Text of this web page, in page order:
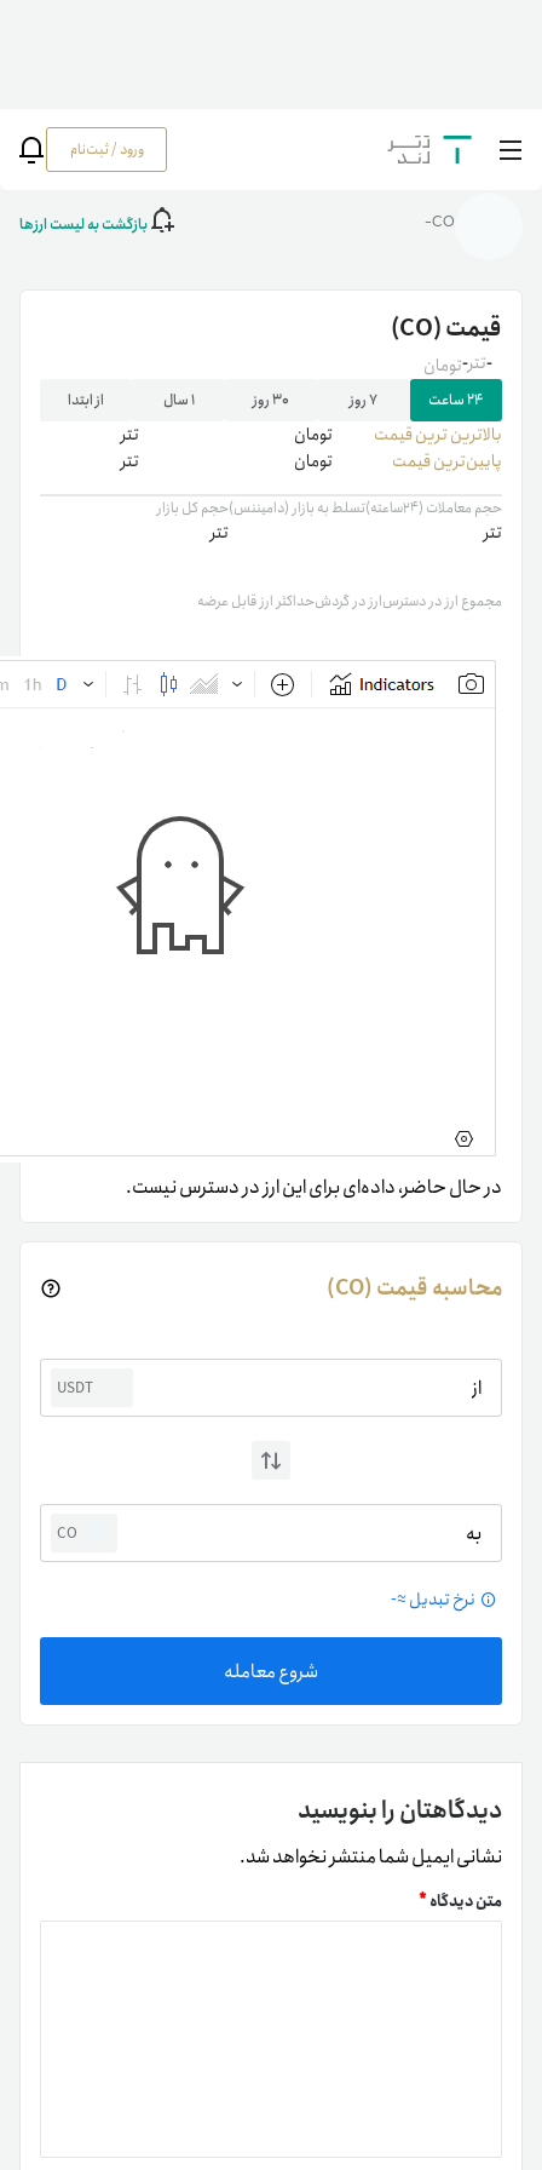
ورود / ثبت‌نام خانه رمزارزها/
CO
CO- بازگشت به لیست ارزها
قیمت(CO)
-تومان -تتر
۲۴ ساعت ۷ روز ۳۰ روز ۱ سال از ابتدا
بالاترین ‌ترین قیمت تومان
تتر
پایین‌ترین قیمت
تومان تتر
حجم معاملات (۲۴ساعته)
تتر
تسلط به بازار (دامیننس)حجم کل بازار
تتر
مجموع ارز در دسترسارز در گردشحداکثر ارز قابل عرضه
در حال حاضر، داده‌ای برای این ارز در دسترس نیست.
محاسبه قیمت (CO)
از USDT
به CO
نرخ تبدیل ≈-
شروع معامله
دیدگاهتان را بنویسید
نشانی ایمیل شما منتشر نخواهد شد.
متن دیدگاه*